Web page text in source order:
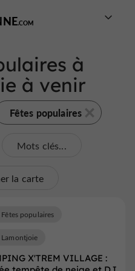
à
à venir
Fêtes populaires
Mots clés...
la carte
X'TREM VILLAGE :
Fêtes populaires
Lamontjoie